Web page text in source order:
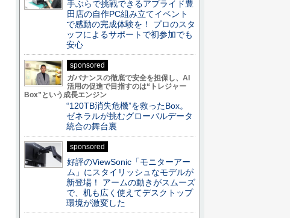
手ぶらで挑戦できるアプライド豊
田店の自作PC組み立てイベント
で感動の完成体験を！ プロのスタ
ッフによるサポートで初参加でも
安心
sponsored
ガバナンスの徹底で安全を担保し、AI
活用の促進で目指すのは“トレジャー
Box”という成長エンジン
“120TB消失危機”を救ったBox。
ゼネラルが挑むグローバルデータ
統合の舞台裏
sponsored
好評のViewSonic「モニターアー
ム」にスタイリッシュなモデルが
新登場！ アームの動きがスムーズ
で、机も広く使えてデスクトップ
環境が激変した